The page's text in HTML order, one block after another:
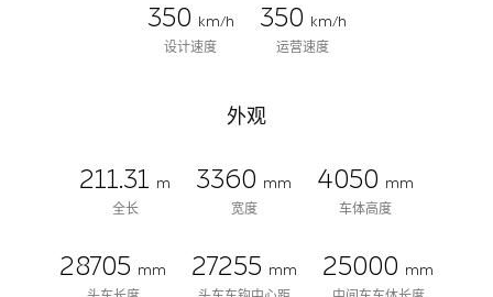
350 km/h
设计速度
350 km/h
运营速度
外观
211.31 m
全长
3360 mm
宽度
4050 mm
车体高度
28705 mm
27255 mm
25000 mm